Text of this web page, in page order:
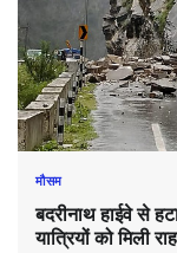
मौसम
बदरीनाथ हाईवे से
यात्रियों को मिली